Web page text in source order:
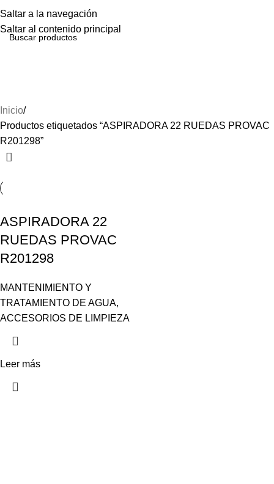
Saltar a la navegación
Saltar al contenido principal
Menú
Inicio
Productos etiquetados “ASPIRADORA 22 RUEDAS PROVAC
R201298”
ASPIRADORA 22
RUEDAS PROVAC
R201298
MANTENIMIENTO Y
TRATAMIENTO DE AGUA,
ACCESORIOS DE LIMPIEZA
Leer más